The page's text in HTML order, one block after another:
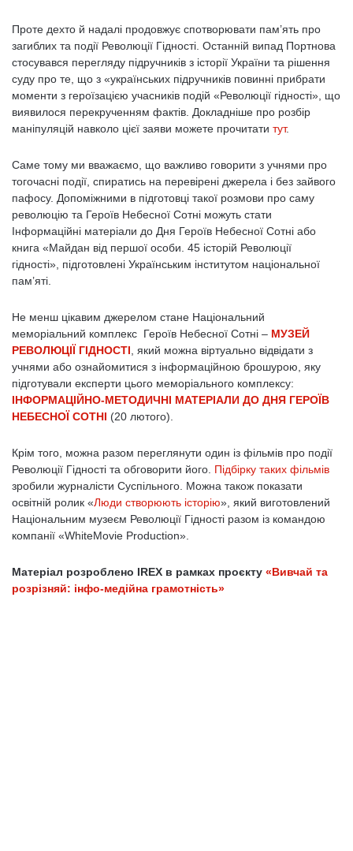
Проте дехто й надалі продовжує спотворювати пам’ять про
загиблих та події Революції Гідності. Останній випад Портнова
стосувався перегляду підручників з історії України та рішення
суду про те, що з «українських підручників повинні прибрати
моменти з героїзацією учасників подій «Революції гідності», що
виявилося перекрученням фактів. Докладніше про розбір
маніпуляцій навколо цієї заяви можете прочитати тут.
Саме тому ми вважаємо, що важливо говорити з учнями про
тогочасні події, спиратись на перевірені джерела і без зайвого
пафосу. Допоміжними в підготовці такої розмови про саму
революцію та Героїв Небесної Сотні можуть стати
Інформаційні матеріали до Дня Героїв Небесної Сотні або
книга «Майдан від першої особи. 45 історій Революції
гідності», підготовлені Українським інститутом національної
пам’яті.
Не менш цікавим джерелом стане Національний
меморіальний комплекс Героїв Небесної Сотні – МУЗЕЙ
РЕВОЛЮЦІЇ ГІДНОСТІ , який можна віртуально відвідати з
учнями або ознайомитися з інформаційною брошурою, яку
підготували експерти цього меморіального комплексу:
ІНФОРМАЦІЙНО-МЕТОДИЧНІ МАТЕРІАЛИ ДО ДНЯ ГЕРОЇВ
НЕБЕСНОЇ СОТНІ (20 лютого).
Крім того, можна разом переглянути один із фільмів про події
Революції Гідності та обговорити його. Підбірку таких фільмів
зробили журналісти Суспільного. Можна також показати
освітній ролик «Люди створюють історію», який виготовлений
Національним музеєм Революції Гідності разом із командою
компанії «WhiteMovie Production».
Матеріал розроблено IREX в рамках проєкту «Вивчай та
розрізняй: інфо-медійна грамотність»